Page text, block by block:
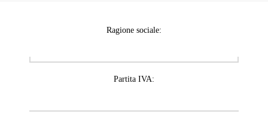
Ragione sociale:
Partita IVA: